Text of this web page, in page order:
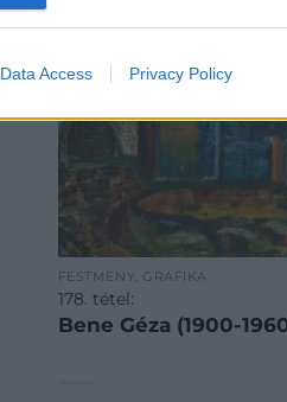
Data Access Privacy Policy
FESTMÉNY, GRAFIKA
178. tétel:
Bene Géza (1900-